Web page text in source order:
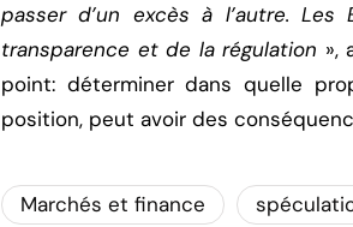
passer d’un excès à l’autre.
transparence et de la régulation »,
point: déterminer dans quelle
position, peut avoir des
Marchés et finance